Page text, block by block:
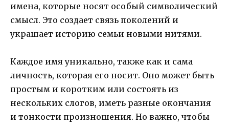
имена, которые носят особый символический
смысл. Это создает связь поколений и
украшает историю семьи новыми нитями.
Каждое имя уникально, также как и сама
личность, которая его носит. Оно может быть
простым и коротким или состоять из
нескольких слогов, иметь разные окончания
и тонкости произношения. Но важно, чтобы